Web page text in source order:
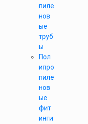
пиле
нов
ые
труб
ы
Пол
ипро
пиле
нов
ые
фит
инги